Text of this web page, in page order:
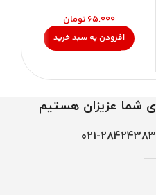
تومان
افزودن به سبد خرید
28424383-021